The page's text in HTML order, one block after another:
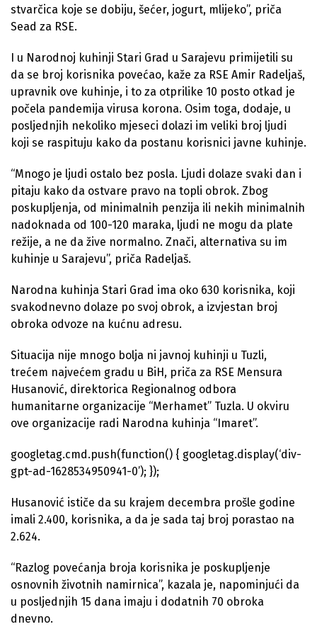
stvarčica koje se dobiju, šećer, jogurt, mlijeko”, priča
Sead za RSE.
I u Narodnoj kuhinji Stari Grad u Sarajevu primijetili su
da se broj korisnika povećao, kaže za RSE Amir Radeljaš,
upravnik ove kuhinje, i to za otprilike 10 posto otkad je
počela pandemija virusa korona. Osim toga, dodaje, u
posljednjih nekoliko mjeseci dolazi im veliki broj ljudi
koji se raspituju kako da postanu korisnici javne kuhinje.
“Mnogo je ljudi ostalo bez posla. Ljudi dolaze svaki dan i
pitaju kako da ostvare pravo na topli obrok. Zbog
poskupljenja, od minimalnih penzija ili nekih minimalnih
nadoknada od 100-120 maraka, ljudi ne mogu da plate
režije, a ne da žive normalno. Znači, alternativa su im
kuhinje u Sarajevu”, priča Radeljaš.
Narodna kuhinja Stari Grad ima oko 630 korisnika, koji
svakodnevno dolaze po svoj obrok, a izvjestan broj
obroka odvoze na kućnu adresu.
Situacija nije mnogo bolja ni javnoj kuhinji u Tuzli,
trećem najvećem gradu u BiH, priča za RSE Mensura
Husanović, direktorica Regionalnog odbora
humanitarne organizacije “Merhamet” Tuzla. U okviru
ove organizacije radi Narodna kuhinja “Imaret”.
googletag.cmd.push(function() { googletag.display(‘div-
gpt-ad-1628534950941-0’); });
Husanović ističe da su krajem decembra prošle godine
imali 2.400, korisnika, a da je sada taj broj porastao na
2.624.
“Razlog povećanja broja korisnika je poskupljenje
osnovnih životnih namirnica”, kazala je, napominjući da
u posljednjih 15 dana imaju i dodatnih 70 obroka
dnevno.